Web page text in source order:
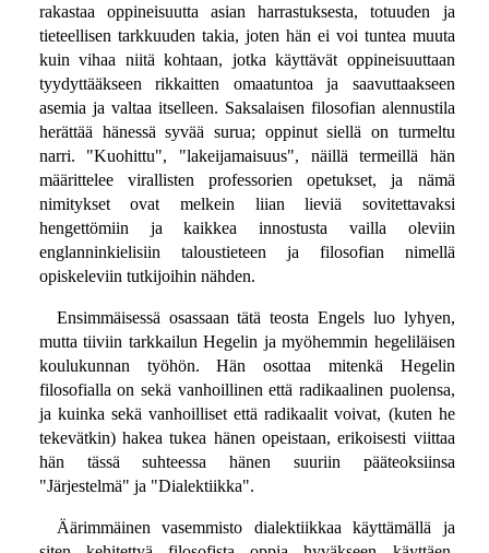
rakastaa oppineisuutta asian harrastuksesta, totuuden ja
tieteellisen tarkkuuden takia, joten hän ei voi tuntea muuta
kuin vihaa niitä kohtaan, jotka käyttävät oppineisuuttaan
tyydyttääkseen rikkaitten omaatuntoa ja saavuttaakseen
asemia ja valtaa itselleen. Saksalaisen filosofian alennustila
herättää hänessä syvää surua; oppinut siellä on turmeltu
narri. "Kuohittu", "lakeijamaisuus", näillä termeillä hän
määrittelee virallisten professorien opetukset, ja nämä
nimitykset ovat melkein liian lieviä sovitettavaksi
hengettömiin ja kaikkea innostusta vailla oleviin
englanninkielisiin taloustieteen ja filosofian nimellä
opiskeleviin tutkijoihin nähden.
Ensimmäisessä osassaan tätä teosta Engels luo lyhyen,
mutta tiiviin tarkkailun Hegelin ja myöhemmin hegeliläisen
koulukunnan työhön. Hän osottaa mitenkä Hegelin
filosofialla on sekä vanhoillinen että radikaalinen puolensa,
ja kuinka sekä vanhoilliset että radikaalit voivat, (kuten he
tekevätkin) hakea tukea hänen opeistaan, erikoisesti viittaa
hän tässä suhteessa hänen suuriin pääteoksiinsa
"Järjestelmä" ja "Dialektiikka".
Äärimmäinen vasemmisto dialektiikkaa käyttämällä ja